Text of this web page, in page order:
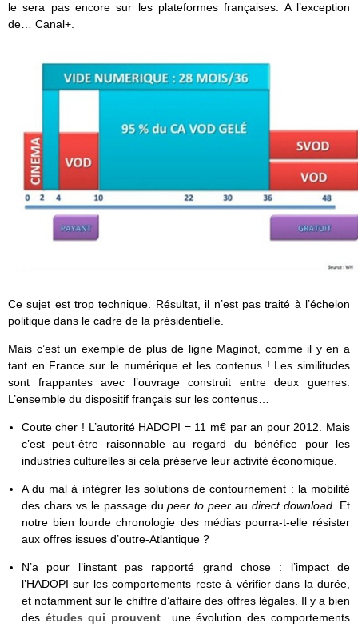
le sera pas encore sur les plateformes françaises. A l’exception
de… Canal+.
Ce sujet est trop technique. Résultat, il n’est pas traité à l’échelon
politique dans le cadre de la présidentielle.
Mais c’est un exemple de plus de ligne Maginot, comme il y en a
tant en France sur le numérique et les contenus ! Les similitudes
sont frappantes avec l’ouvrage construit entre deux guerres.
L’ensemble du dispositif français sur les contenus…
Coute cher ! L’autorité HADOPI = 11 m€ par an pour 2012. Mais
c’est peut-être raisonnable au regard du bénéfice pour les
industries culturelles si cela préserve leur activité économique.
A du mal à intégrer les solutions de contournement : la mobilité
des chars vs le passage dupeer to peer audirect download. Et
notre bien lourde chronologie des médias pourra-t-elle résister
aux offres issues d’outre-Atlantique ?
N’a pour l’instant pas rapporté grand chose : l’impact de
l’HADOPI sur les comportements reste à vérifier dans la durée,
et notamment sur le chiffre d’affaire des offres légales. Il y a bien
des études qui prouvent
une évolution des comportements